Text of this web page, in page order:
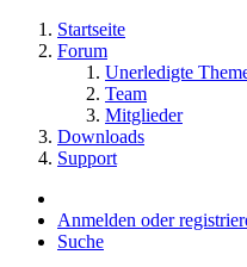
Startseite
Forum
Unerledigte
Team
Mitglieder
Downloads
Support
Anmelden oder
Suche